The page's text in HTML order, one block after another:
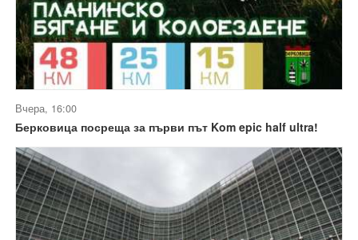
Вчера, 16:00
Берковица посреща за първи път Kom epic half ultra!